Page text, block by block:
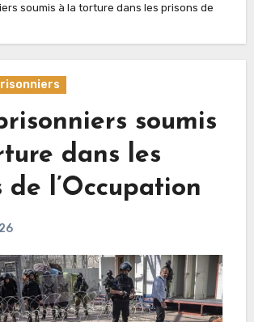
soumis à la torture dans les prisons de
soumis
dans les
de l’Occupation